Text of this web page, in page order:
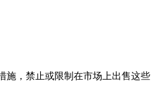
施，禁止或限制在市场上出售这些